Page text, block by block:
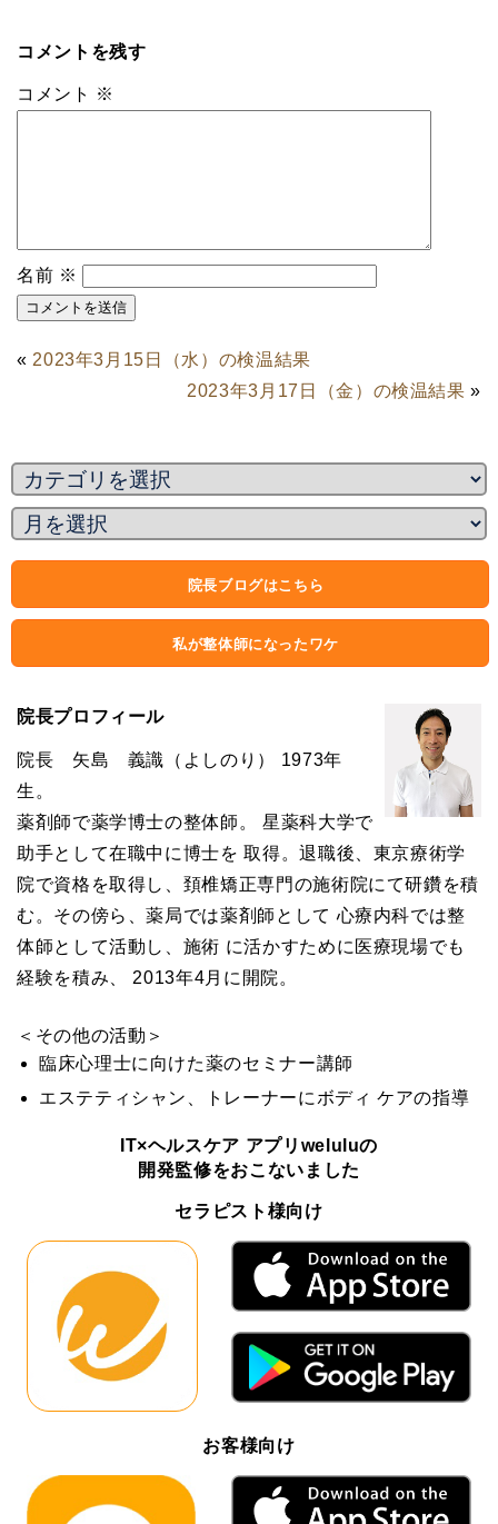
コメントを残す
コメント ※
名前 ※
« 2023年3月15日（水）の検温結果
2023年3月17日（金）の検温結果 »
院長ブログはこちら
私が整体師になったワケ
院長プロフィール
院長 矢島 義識（よしのり） 1973年
生。
薬剤師で薬学博士の整体師。 星薬科大学で
助手として在職中に博士を 取得。退職後、東京療術学
院で資格を取得し、頚椎矯正専門の施術院にて研鑽を積
む。その傍ら、薬局では薬剤師として 心療内科では整
体師として活動し、施術 に活かすために医療現場でも
経験を積み、 2013年4月に開院。
＜その他の活動＞
臨床心理士に向けた薬のセミナー講師
エステティシャン、トレーナーにボディ ケアの指導
IT×ヘルスケア アプリweluluの
開発監修をおこないました
セラピスト様向け
お客様向け